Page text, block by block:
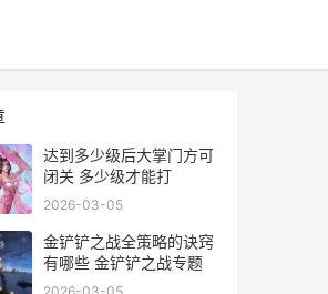
达到多少级后大掌门方可
闭关 多少级才能打
2026-03-05
金铲铲之战全策略的诀窍
有哪些 金铲铲之战专题